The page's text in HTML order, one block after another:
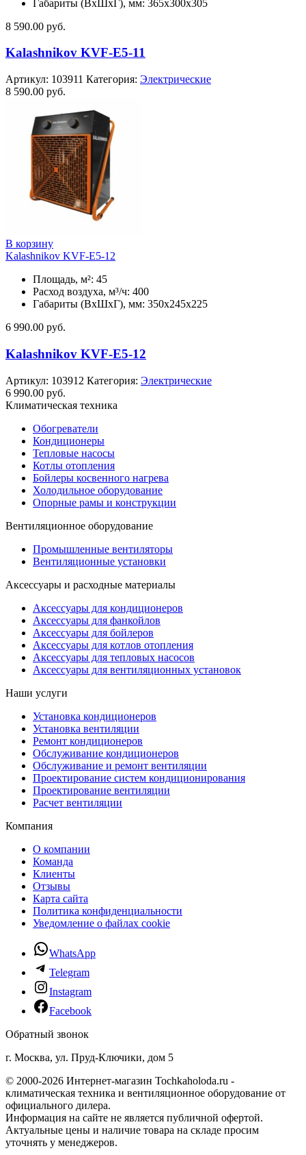
Габариты (ВхШхГ), мм: 365x300x305
8 590.00 руб.
Kalashnikov KVF-E5-11
Артикул: 103911 Категория: Электрические
8 590.00 руб.
В корзину
Kalashnikov KVF-E5-12
Площадь, м²: 45
Расход воздуха, м³/ч: 400
Габариты (ВхШхГ), мм: 350x245x225
6 990.00 руб.
Kalashnikov KVF-E5-12
Артикул: 103912 Категория: Электрические
6 990.00 руб.
Климатическая техника
Обогреватели
Кондиционеры
Тепловые насосы
Котлы отопления
Бойлеры косвенного нагрева
Холодильное оборудование
Опорные рамы и конструкции
Вентиляционное оборудование
Промышленные вентиляторы
Вентиляционные установки
Аксессуары и расходные материалы
Аксессуары для кондиционеров
Аксессуары для фанкойлов
Аксессуары для бойлеров
Аксессуары для котлов отопления
Аксессуары для тепловых насосов
Аксессуары для вентиляционных установок
Наши услуги
Установка кондиционеров
Установка вентиляции
Ремонт кондиционеров
Обслуживание кондиционеров
Обслуживание и ремонт вентиляции
Проектирование систем кондиционирования
Проектирование вентиляции
Расчет вентиляции
Компания
О компании
Команда
Клиенты
Отзывы
Карта сайта
Политика конфиденциальности
Уведомление о файлах cookie
WhatsApp
Telegram
Instagram
Facebook
Обратный звонок
г. Москва, ул. Пруд-Ключики, дом 5
© 2000-2026 Интернет-магазин Tochkaholoda.ru -
климатическая техника и вентиляционное оборудование от
официального дилера.
Информация на сайте не является публичной офертой.
Актуальные цены и наличие товара на складе просим
уточнять у менеджеров.